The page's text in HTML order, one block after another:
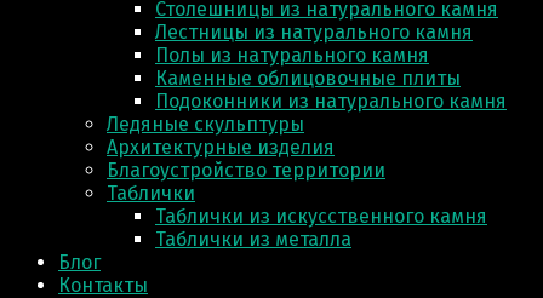
Столешницы из натурального камня
Лестницы из натурального камня
Полы из натурального камня
Каменные облицовочные плиты
Подоконники из натурального камня
Ледяные скульптуры
Архитектурные изделия
Благоустройство территории
Таблички
Таблички из искусственного камня
Таблички из металла
Блог
Контакты